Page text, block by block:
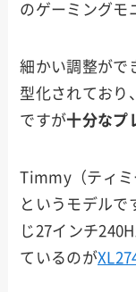
のゲーミングモ
細かい調整がで
型化されており
ですが十分なプ
Timmy（ティミ
というモデルで
じ27インチ
ているのが